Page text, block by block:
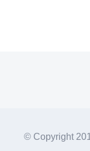
© Copyright